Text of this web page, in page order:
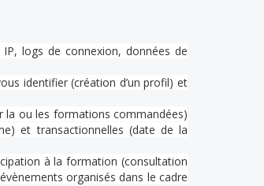
logs de connexion, données de
identifier (création d’un profil) et
la ou les formations commandées)
et transactionnelles (date de la
à la formation (consultation
organisés dans le cadre